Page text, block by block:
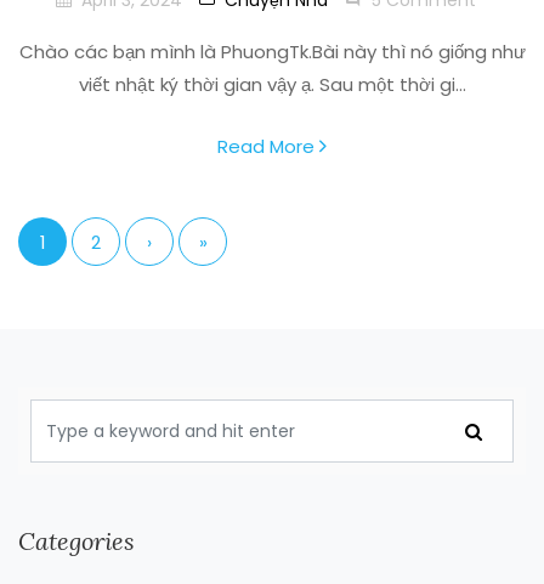
Chào các bạn mình là PhuongTk.Bài này thì nó giống như
viết nhật ký thời gian vậy ạ. Sau một thời gi...
Read More
1 2 › »
Categories